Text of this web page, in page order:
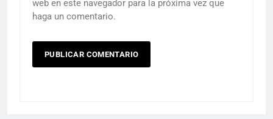
web en este navegador para la próxima vez que
haga un comentario.